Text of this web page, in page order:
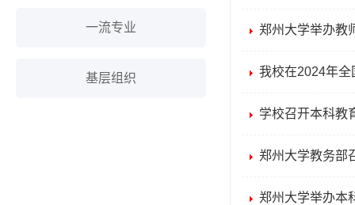
一流专业
基层组织
郑州大学举办教
我校在2024年
学校召开本科教
郑州大学教务部
郑州大学举办本